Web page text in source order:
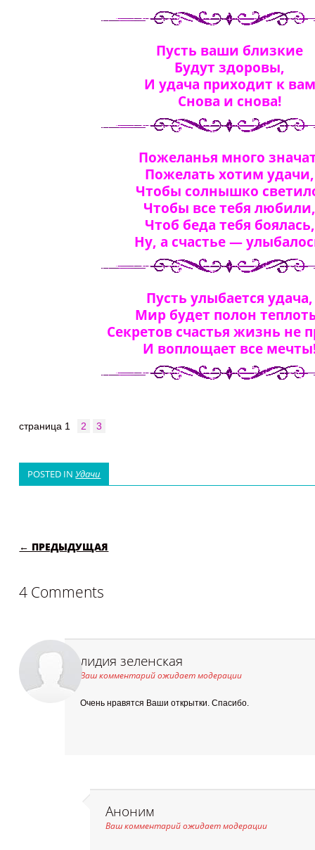
Пусть ваши близкие
Будут здоровы,
И удача приходит к вам
Снова и снова!
Пожеланья много
Пожелать хотим удачи,
Чтобы солнышко
Чтобы все тебя
Чтоб беда тебя боялась,
Ну, а счастье —
Пусть улыбается удача,
Мир будет полон
Секретов счастья жизнь не
И воплощает все
страница 1 2 3
POSTED INУдачи
POST NAVIGATION
← ПРЕДЫДУЩАЯ
4 Comments
лидия зеленская
Ваш комментарий ожидает модерации
Очень нравятся Ваши открытки. Спасибо.
Аноним
Ваш комментарий ожидает модерации